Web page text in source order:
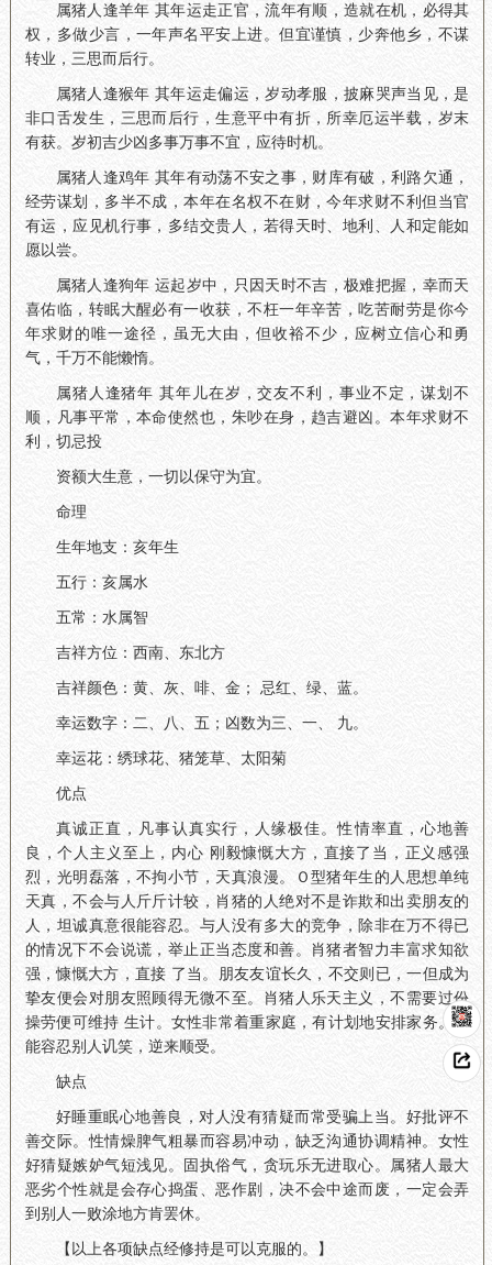
属猪人逢羊年 其年运走正官，流年有顺，造就在机，必得其
权，多做少言，一年声名平安上进。但宜谨慎，少奔他乡，不谋
转业，三思而后行。
属猪人逢猴年 其年运走偏运，岁动孝服，披麻哭声当见，是
非口舌发生，三思而后行，生意平中有折，所幸厄运半载，岁末
有获。岁初吉少凶多事万事不宜，应待时机。
属猪人逢鸡年 其年有动荡不安之事，财库有破，利路欠通，
经劳谋划，多半不成，本年在名权不在财，今年求财不利但当官
有运，应见机行事，多结交贵人，若得天时、地利、人和定能如
愿以尝。
属猪人逢狗年 运起岁中，只因天时不吉，极难把握，幸而天
喜佑临，转眠大醒必有一收获，不枉一年辛苦，吃苦耐劳是你今
年求财的唯一途径，虽无大由，但收裕不少，应树立信心和勇
气，千万不能懒惰。
属猪人逢猪年 其年儿在岁，交友不利，事业不定，谋划不
顺，凡事平常，本命使然也，朱吵在身，趋吉避凶。本年求财不
利，切忌投
资额大生意，一切以保守为宜。
命理
生年地支：亥年生
五行：亥属水
五常：水属智
吉祥方位：西南、东北方
吉祥颜色：黄、灰、啡、金； 忌红、绿、蓝。
幸运数字：二、八、五；凶数为三、一、 九。
幸运花：绣球花、猪笼草、太阳菊
优点
真诚正直，凡事认真实行，人缘极佳。性情率直，心地善
良，个人主义至上，内心 刚毅慷慨大方，直接了当，正义感强
烈，光明磊落，不拘小节，天真浪漫。Ｏ型猪年生的人思想单纯
天真，不会与人斤斤计较，肖猪的人绝对不是诈欺和出卖朋友的
人，坦诚真意很能容忍。与人没有多大的竞争，除非在万不得已
的情况下不会说谎，举止正当态度和善。肖猪者智力丰富求知欲
强，慷慨大方，直接 了当。朋友友谊长久，不交则已，一但成为
挚友便会对朋友照顾得无微不至。肖猪人乐天主义，不需要过份
操劳便可维持 生计。女性非常着重家庭，有计划地安排家务。最
能容忍别人讥笑，逆来顺受。
缺点
好睡重眠心地善良，对人没有猜疑而常受骗上当。好批评不
善交际。性情燥脾气粗暴而容易冲动，缺乏沟通协调精神。女性
好猜疑嫉妒气短浅见。固执俗气，贪玩乐无进取心。属猪人最大
恶劣个性就是会存心捣蛋、恶作剧，决不会中途而废，一定会弄
到别人一败涂地方肯罢休。
【以上各项缺点经修持是可以克服的。】